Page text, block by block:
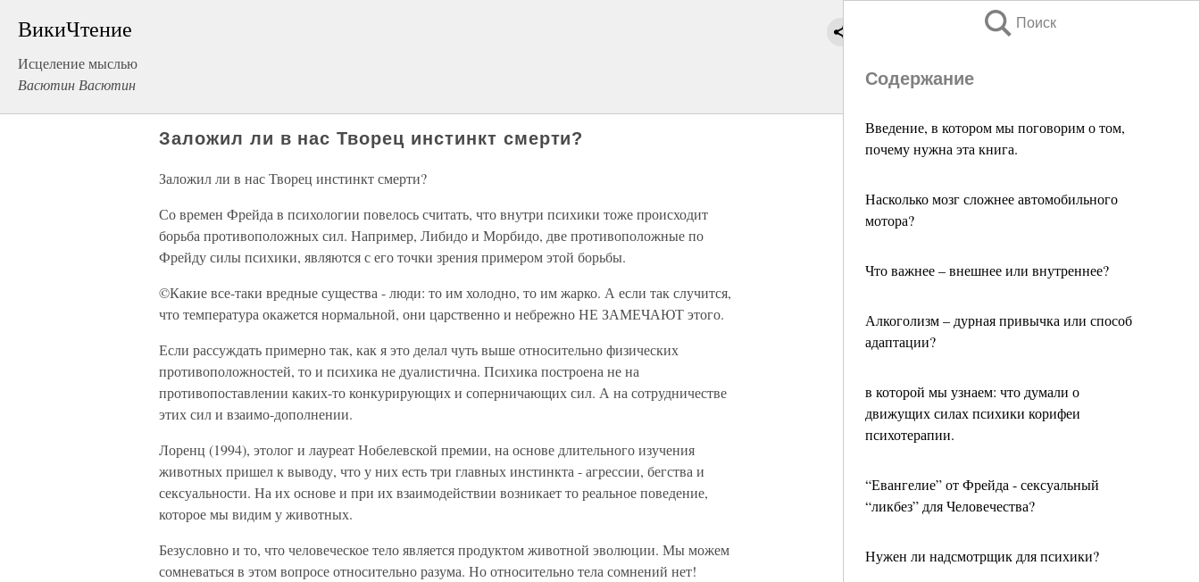
ВикиЧтение
Исцеление мыслью
Васютин Васютин
Поиск
Содержание
Введение, в котором мы поговорим о том,
почему нужна эта книга.
Насколько мозг сложнее автомобильного
мотора?
Что важнее – внешнее или внутреннее?
Алкоголизм – дурная привычка или способ
адаптации?
в которой мы узнаем: что думали о
движущих силах психики корифеи
психотерапии.
“Евангелие” от Фрейда - сексуальный
“ликбез” для Человечества?
Нужен ли надсмотрщик для психики?
Заложил ли в нас Творец инстинкт смерти?
Заложил ли в нас Творец инстинкт смерти?
Со времен Фрейда в психологии повелось считать, что внутри психики тоже происходит
борьба противоположных сил. Например, Либидо и Морбидо, две противоположные по
Фрейду силы психики, являются с его точки зрения примером этой борьбы.
©Какие все-таки вредные существа - люди: то им холодно, то им жарко. А если так случится,
что температура окажется нормальной, они царственно и небрежно НЕ ЗАМЕЧАЮТ этого.
Если рассуждать примерно так, как я это делал чуть выше относительно физических
противоположностей, то и психика не дуалистична. Психика построена не на
противопоставлении каких-то конкурирующих и соперничающих сил. А на сотрудничестве
этих сил и взаимо-дополнении.
Лоренц (1994), этолог и лауреат Нобелевской премии, на основе длительного изучения
животных пришел к выводу, что у них есть три главных инстинкта - агрессии, бегства и
сексуальности. На их основе и при их взаимодействии возникает то реальное поведение,
которое мы видим у животных.
Безусловно и то, что человеческое тело является продуктом животной эволюции. Мы можем
сомневаться в этом вопросе относительно разума. Но относительно тела сомнений нет!